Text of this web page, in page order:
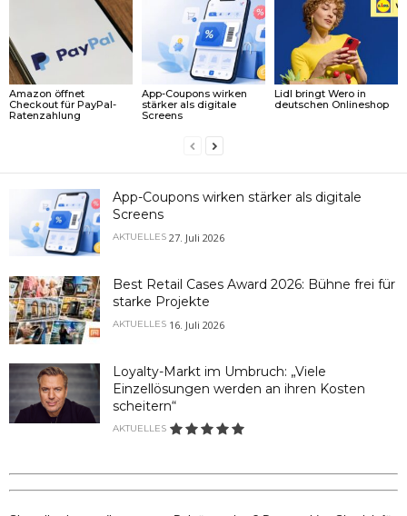
Amazon öffnet
Checkout für PayPal-
Ratenzahlung
App-Coupons wirken
stärker als digitale
Screens
Lidl bringt Wero in
deutschen Onlineshop
App-Coupons wirken stärker als digitale
Screens
AKTUELLES 27. Juli 2026
Best Retail Cases Award 2026: Bühne frei für
starke Projekte
AKTUELLES 16. Juli 2026
Loyalty-Markt im Umbruch: „Viele
Einzellösungen werden an ihren Kosten
scheitern“
AKTUELLES